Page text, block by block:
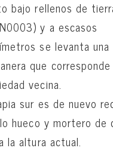
bajo rellenos de
y a escasos
se levanta
que
vecina.
sur es de nuevo
hueco y mortero de
la altura actual.